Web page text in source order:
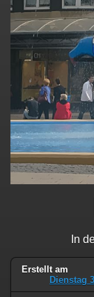
In
Erstellt am
Dienstag